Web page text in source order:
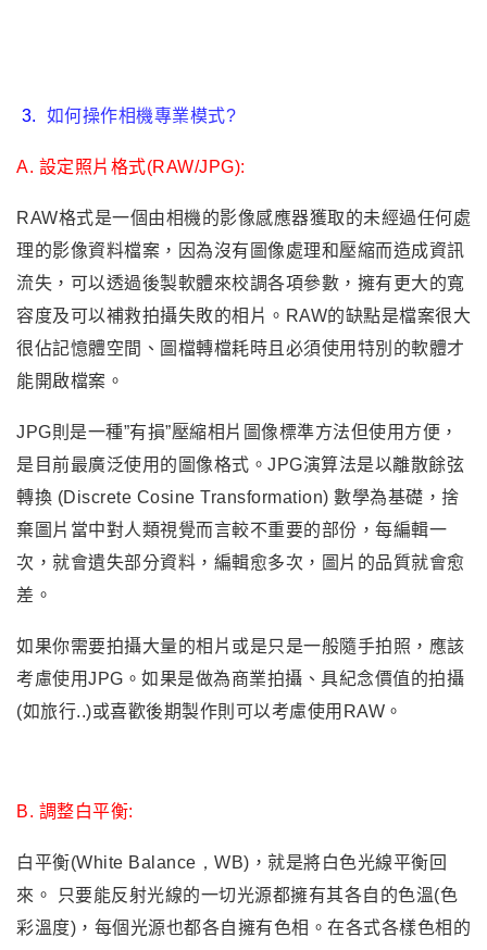
3. 如何操作相機專業模式?
A. 設定照片格式(RAW/JPG):
RAW格式是一個由相機的影像感應器獲取的未經過任何處
理的影像資料檔案，因為沒有 圖像處理和壓縮而造成資訊
流失，可以透過後製軟體來校調各項參數 ， 擁有更大的寬
容度及可以補救拍攝失敗的相片 。 RAW的缺點是檔案很大
很佔記憶體空間、圖檔轉檔耗時且必須使用特別的軟體才
能開啟檔案。
JPG則是一種”有損”壓縮相片圖像標準方法但使用方便 ，
是目前最廣泛使用的圖像格式 。 JPG演算法是以離散餘弦
轉換 (Discrete Cosine Transformation) 數學為基礎，捨
棄圖片當中對人類視覺而言較不重要的部份，每編輯一
次，就會遺失部分資料 ， 編輯愈多次，圖片的品質就會愈
差。
如果你需要拍攝大量的相片或是只是一般隨手拍照，應該
考慮使用JPG。如果是做為商業拍攝、具紀念價值的拍攝
(如旅行..)或喜歡後期製作則可以考慮使用RAW。
B. 調整白平衡:
白平衡(White Balance ， WB)，就是將白色光線平衡回
來。
只要能反射光線的一切光源都擁有其各自的色溫(色
彩溫度)，每個光源也都各自擁有色相。在各式各樣色相的